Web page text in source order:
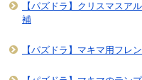
【パズドラ】クリスマスア
補
【パズドラ】マキマ用フレ